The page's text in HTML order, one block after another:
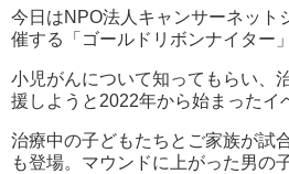
今日はNPO法人キャンサーネット
催する「ゴールドリボンナイター」
小児がんについて知ってもらい、
援しようと2022年から始まったイ
治療中の子どもたちとご家族が試
も登場。マウンドに上がった男の